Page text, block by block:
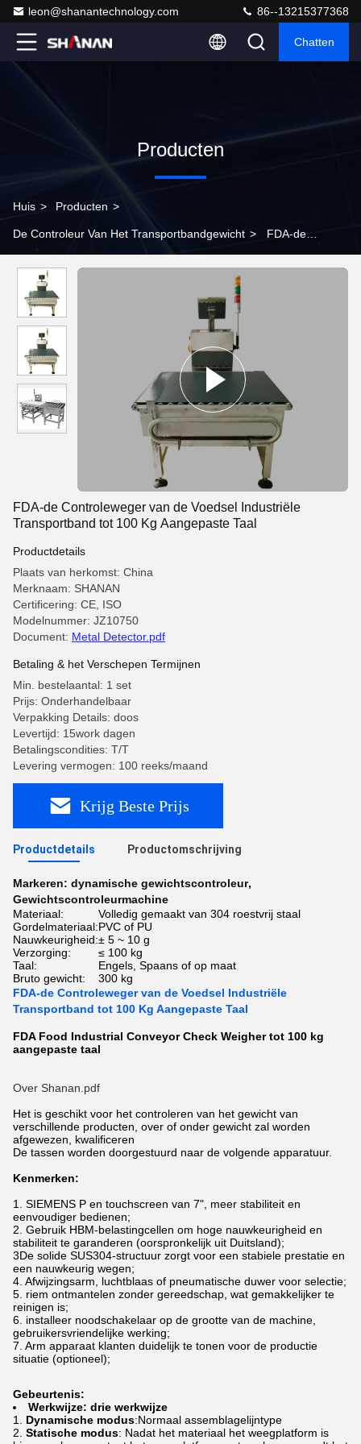
leon@shanantechnology.com 86--13215377368
Chatten
Producten
Huis > Producten >
De Controleur Van Het Transportbandgewicht > FDA-de
Kg Aangepaste Taal
FDA-de Controleweger van de Voedsel Industriële
Transportband tot 100 Kg Aangepaste Taal
Productdetails
Plaats van herkomst: China
Merknaam: SHANAN
Certificering: CE, ISO
Modelnummer: JZ10750
Document: Metal Detector.pdf
Betaling & het Verschepen Termijnen
Min. bestelaantal: 1 set
Prijs: Onderhandelbaar
Verpakking Details: doos
Levertijd: 15work dagen
Betalingscondities: T/T
Levering vermogen: 100 reeks/maand
Krijg Beste Prijs
Productdetails Productomschrijving
Markeren: dynamische gewichtscontroleur,
Gewichtscontroleurmachine
Materiaal:
Volledig gemaakt van 304 roestvrij staal
Gordelmateriaal:PVC of PU
Nauwkeurigheid:± 5 ~ 10 g
Verzorging:
≤ 100 kg
Taal:
Engels, Spaans of op maat
Bruto gewicht:
300 kg
FDA-de Controleweger van de Voedsel Industriële
Transportband tot 100 Kg Aangepaste Taal
FDA Food Industrial Conveyor Check Weigher tot 100 kg
aangepaste taal
Over Shanan.pdf
Het is geschikt voor het controleren van het gewicht van
verschillende producten, over of onder gewicht zal worden
afgewezen, kwalificeren
De tassen worden doorgestuurd naar de volgende apparatuur.
Kenmerken:
1. SIEMENS P en touchscreen van 7", meer stabiliteit en
eenvoudiger bedienen;
2. Gebruik HBM-belastingcellen om hoge nauwkeurigheid en
stabiliteit te garanderen (oorspronkelijk uit Duitsland);
3De solide SUS304-structuur zorgt voor een stabiele prestatie en
een nauwkeurig wegen;
4. Afwijzingsarm, luchtblaas of pneumatische duwer voor selectie;
5. riem ontmantelen zonder gereedschap, wat gemakkelijker te
reinigen is;
6. installeer noodschakelaar op de grootte van de machine,
gebruikersvriendelijke werking;
7. Arm apparaat klanten duidelijk te tonen voor de productie
situatie (optioneel);
Gebeurtenis:
Werkwijze: drie werkwijze
Dynamische modus:Normaal assemblagelijntype
Statische modus: Nadat het materiaal het weegplatform is